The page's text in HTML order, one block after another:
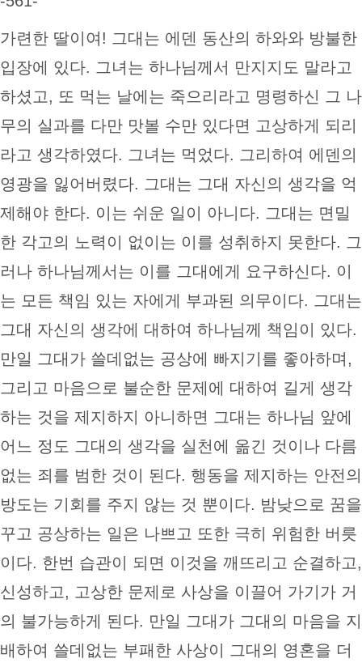
가련한 딸이여! 그대는 에덴 동산의 하와와 방불한
입장에 있다. 그녀는 하나님께서 만지지도 말라고
하셨고, 또 먹는 날에는 죽으리라고 명령하신 그 나
무의 실과를 다만 맛볼 수만 있다면 고상하게 되리
라고 생각하였다. 그녀는 먹었다. 그리하여 에덴의
영광을 잃어버렸다. 그대는 그대 자신의 생각을 억
제해야 한다. 이는 쉬운 일이 아니다. 그대는 면밀
한 각고의 노력이 없이는 이를 성취하지 못한다. 그
러나 하나님께서는 이를 그대에게 요구하신다. 이
는 모든 책임 있는 자에게 부과된 의무이다. 그대는
그대 자신의 생각에 대하여 하나님께 책임이 있다.
만일 그대가 쓸데없는 공상에 빠지기를 좋아하며,
그리고 마음으로 불순한 문제에 대하여 길게 생각
하는 것을 제지하지 아니하면 그대는 하나님 앞에
어느 정도 그대의 생각을 실천에 옮긴 것이나 다름
없는 죄를 범한 것이 된다. 행동을 제지하는 안전의
방도는 기회를 주지 않는 것 뿐이다. 밤낮으로 꿈을
꾸고 공상하는 일은 나쁘고 또한 극히 위험한 버릇
이다. 한번 습관이 되면 이것을 깨뜨리고 순결하고,
신성하고, 고상한 문제로 사상을 이끌어 가기가 거
의 불가능하게 된다. 만일 그대가 그대의 마음을 지
배하여 쓸데없는 부패한 사상이 그대의 영혼을 더